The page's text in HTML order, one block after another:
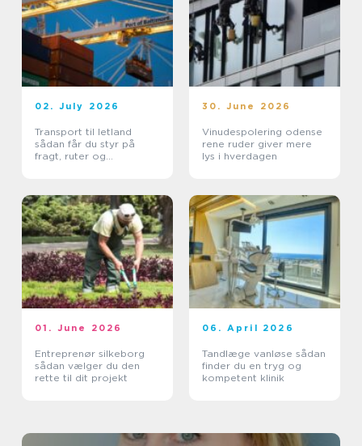
02. July 2026
Transport til letland
sådan får du styr på
fragt, ruter og
30. June 2026
Vinudespolering odense
rene ruder giver mere
lys i hverdagen
01. June 2026
Entreprenør silkeborg
sådan vælger du den
rette til dit projekt
06. April 2026
Tandlæge vanløse sådan
finder du en tryg og
kompetent klinik